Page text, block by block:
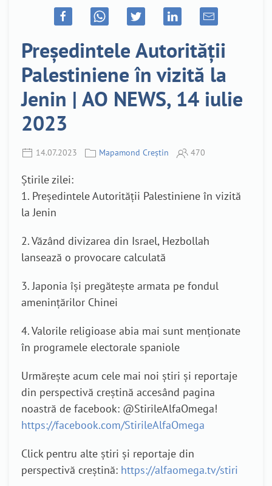
Președintele Autorității
Palestiniene în vizită la
Jenin | AO NEWS, 14 iulie
2023
14.07.2023 Mapamond Creștin 470
Știrile zilei:
1. Președintele Autorității Palestiniene în vizită
la Jenin
2. Văzând divizarea din Israel, Hezbollah
lansează o provocare calculată
3. Japonia își pregătește armata pe fondul
amenințărilor Chinei
4. Valorile religioase abia mai sunt menționate
în programele electorale spaniole
Urmărește acum cele mai noi știri și reportaje
din perspectivă creștină accesând pagina
noastră de facebook: @StirileAlfaOmega!
https://facebook.com/StirileAlfaOmega
Click pentru alte știri și reportaje din
perspectivă creștină: https://alfaomega.tv/stiri